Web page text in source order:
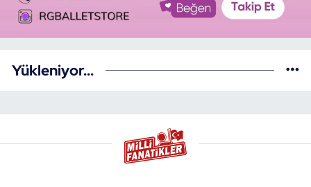
Yükleniyor...